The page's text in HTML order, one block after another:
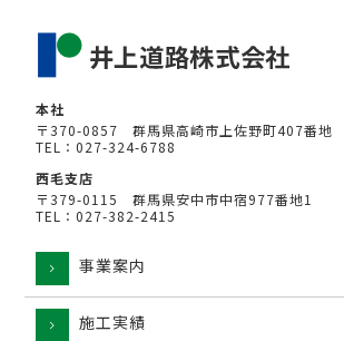
本社
〒370-0857 群馬県高崎市上佐野町407番地
TEL：027-324-6788
西毛支店
〒379-0115 群馬県安中市中宿977番地1
TEL：027-382-2415
事業案内
施工実績